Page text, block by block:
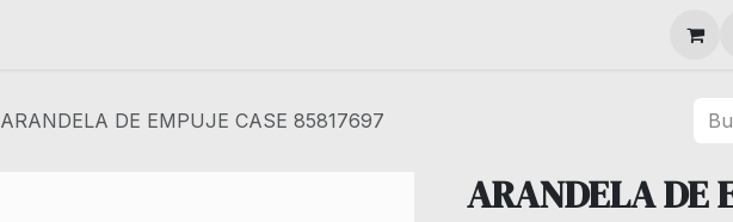
ARANDELA DE EMPUJE CASE 85817697
ARANDELA DE